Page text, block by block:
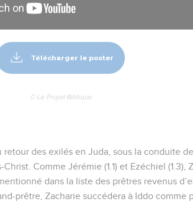
Télécharger le poster
© Le Projet Biblique
retour des exilés en Juda, sous la conduite
Comme Jérémie (1.1) et Ezéchiel (1.3),
dans la liste des prêtres revenus
prêtre, Zacharie succédera à Iddo comme